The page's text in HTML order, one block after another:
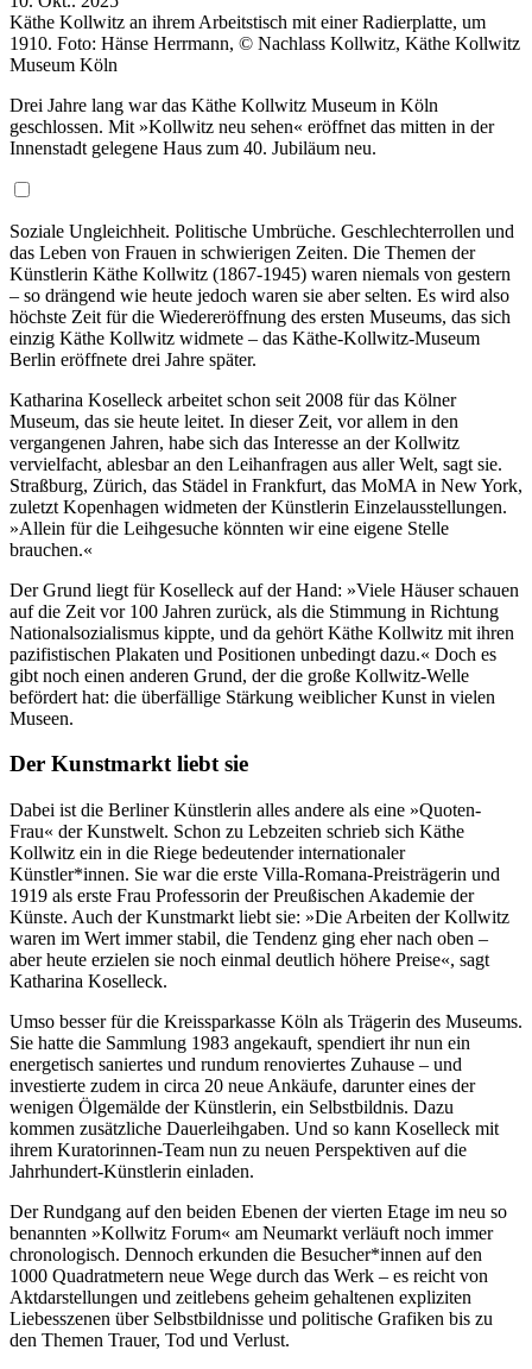
Käthe Kollwitz an ihrem Arbeitstisch mit einer Radierplatte, um
1910. Foto: Hänse Herrmann, © Nachlass Kollwitz, Käthe Kollwitz
Museum Köln
Drei Jahre lang war das Käthe Kollwitz Museum in Köln
geschlossen. Mit »Kollwitz neu sehen« eröffnet das mitten in der
Innenstadt gelegene Haus zum 40. Jubiläum neu.
Soziale Ungleichheit. Politische Umbrüche. Geschlechterrollen und
das Leben von Frauen in schwierigen Zeiten. Die Themen der
Künstlerin Käthe Kollwitz (1867-1945) waren niemals von gestern
– so drängend wie heute jedoch waren sie aber selten. Es wird also
höchste Zeit für die Wiedereröffnung des ersten Museums, das sich
einzig Käthe Kollwitz widmete – das Käthe-Kollwitz-Museum
Berlin eröffnete drei Jahre später.
Katharina Koselleck arbeitet schon seit 2008 für das Kölner
Museum, das sie heute leitet. In dieser Zeit, vor allem in den
vergangenen Jahren, habe sich das Interesse an der Kollwitz
vervielfacht, ablesbar an den Leihanfragen aus aller Welt, sagt sie.
Straßburg, Zürich, das Städel in Frankfurt, das MoMA in New York,
zuletzt Kopenhagen widmeten der Künstlerin Einzelausstellungen.
»Allein für die Leihgesuche könnten wir eine eigene Stelle
brauchen.«
Der Grund liegt für Koselleck auf der Hand: »Viele Häuser schauen
auf die Zeit vor 100 Jahren zurück, als die Stimmung in Richtung
Nationalsozialismus kippte, und da gehört Käthe Kollwitz mit ihren
pazifistischen Plakaten und Positionen unbedingt dazu.« Doch es
gibt noch einen anderen Grund, der die große Kollwitz-Welle
befördert hat: die überfällige Stärkung weiblicher Kunst in vielen
Museen.
Der Kunstmarkt liebt sie
Dabei ist die Berliner Künstlerin alles andere als eine »Quoten-
Frau« der Kunstwelt. Schon zu Lebzeiten schrieb sich Käthe
Kollwitz ein in die Riege bedeutender internationaler
Künstler*innen. Sie war die erste Villa-Romana-Preisträgerin und
1919 als erste Frau Professorin der Preußischen Akademie der
Künste. Auch der Kunstmarkt liebt sie: »Die Arbeiten der Kollwitz
waren im Wert immer stabil, die Tendenz ging eher nach oben –
aber heute erzielen sie noch einmal deutlich höhere Preise«, sagt
Katharina Koselleck.
Umso besser für die Kreissparkasse Köln als Trägerin des Museums.
Sie hatte die Sammlung 1983 angekauft, spendiert ihr nun ein
energetisch saniertes und rundum renoviertes Zuhause – und
investierte zudem in circa 20 neue Ankäufe, darunter eines der
wenigen Ölgemälde der Künstlerin, ein Selbstbildnis. Dazu
kommen zusätzliche Dauerleihgaben. Und so kann Koselleck mit
ihrem Kuratorinnen-Team nun zu neuen Perspektiven auf die
Jahrhundert-Künstlerin einladen.
Der Rundgang auf den beiden Ebenen der vierten Etage im neu so
benannten »Kollwitz Forum« am Neumarkt verläuft noch immer
chronologisch. Dennoch erkunden die Besucher*innen auf den
1000 Quadratmetern neue Wege durch das Werk – es reicht von
Aktdarstellungen und zeitlebens geheim gehaltenen expliziten
Liebesszenen über Selbstbildnisse und politische Grafiken bis zu
den Themen Trauer, Tod und Verlust.